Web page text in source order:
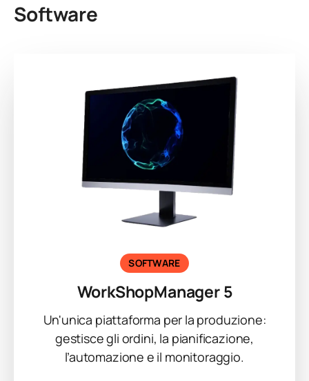
Software
SOFTWARE
WorkShopManager 5
Un'unica piattaforma per la produzione:
gestisce gli ordini, la pianificazione,
l’automazione e il monitoraggio.